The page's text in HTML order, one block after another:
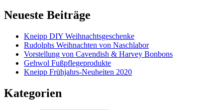
Neueste Beiträge
Kneipp DIY Weihnachtsgeschenke
Rudolphs Weihnachten von Naschlabor
Vorstellung von Cavendish & Harvey Bonbons
Gehwol Fußpflegeprodukte
Kneipp Frühjahrs-Neuheiten 2020
Kategorien